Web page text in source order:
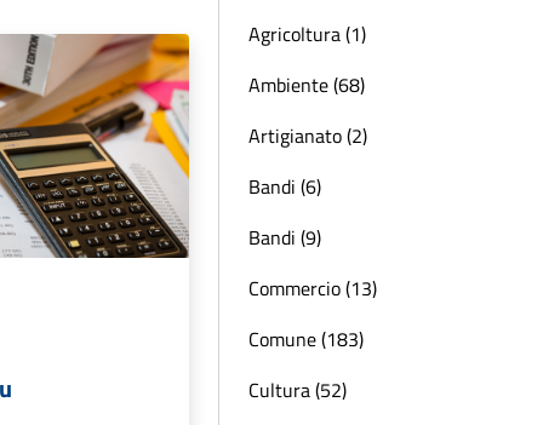
Agricoltura (1)
Ambiente (68)
Artigianato (2)
Bandi (6)
Bandi (9)
Commercio (13)
Comune (183)
Cultura (52)